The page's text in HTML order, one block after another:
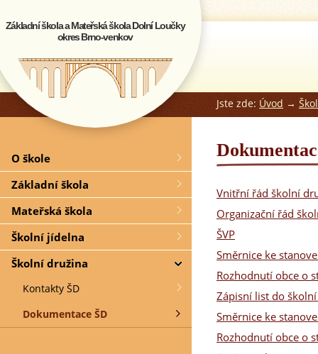
Základní škola a Mateřská škola Dolní Loučky
okres Brno-venkov
Jste zde: Úvod →
Vnitřní řád školní
Organizační řád
ŠVP
Směrnice ke
Rozhodnutí obce o
Zápisní list do
Směrnice ke
Rozhodnutí obce o
O škole
Základní škola
Mateřská škola
Školní jídelna
Školní družina
Kontakty ŠD
Dokumentace ŠD